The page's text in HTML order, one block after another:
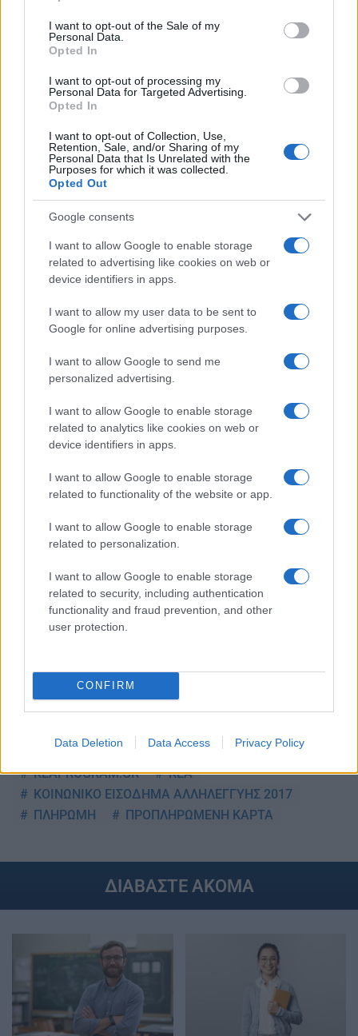
use your data for below specified purposes in below Google
consent section.
I want to opt-out of the Sale of my
Personal Data.
Opted In
I want to opt-out of processing my
Personal Data for Targeted Advertising.
Opted In
I want to opt-out of Collection, Use,
Retention, Sale, and/or Sharing of my
Personal Data that Is Unrelated with the
Purposes for which it was collected.
Opted Out
Google consents
I want to allow Google to enable storage
related to advertising like cookies on web or
device identifiers in apps.
I want to allow my user data to be sent to
Google for online advertising purposes.
I want to allow Google to send me
personalized advertising.
I want to allow Google to enable storage
related to analytics like cookies on web or
device identifiers in apps.
I want to allow Google to enable storage
related to functionality of the website or app.
I want to allow Google to enable storage
related to personalization.
I want to allow Google to enable storage
related to security, including authentication
functionality and fraud prevention, and other
user protection.
CONFIRM
Data Deletion Data Access Privacy Policy
θέματα που σχετίζονται με τον τραπεζικό λογαριασμό
τους ή την προπληρωμένη κάρτα αγορών. Σημειώνεται,
ανοιχτή, ώστε οι ενδιαφερόμενοι να την επισκέπτονται
και να υποβάλλουν τις αιτήσεις τους.
ΚΕΑ: Πληρώνεται η δεύτερη δόση
ΚΕΑ 2017: Όσα πρέπει να γνωρίζετε
Ακολουθείστε το iPaideia.gr στο Google News
στοiPaideia.gr
Στην Κατηγορία:ΕΙΔΗΣΕΙΣ
KEAPROGRAM.GR
ΚΕΑ
ΚΟΙΝΩΝΙΚΟ ΕΙΣΟΔΗΜΑ ΑΛΛΗΛΕΓΓΥΗΣ 2017
ΠΛΗΡΩΜΗ
ΠΡΟΠΛΗΡΩΜΕΝΗ ΚΑΡΤΑ
ΔΙΑΒΑΣΤΕ ΑΚΟΜΑ